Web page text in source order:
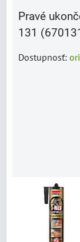
Pravé
131
Dostupnosť: